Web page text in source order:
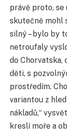
právě proto, se
skutečně mohl
silný – bylo by
netroufaly
do Chorvatska,
děti, s
prostředím.
variantou z
nákladů,“
kreslí moře a